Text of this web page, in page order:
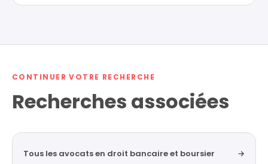
CONTINUER VOTRE RECHERCHE
Recherches associées
Tous les avocats en droit bancaire et boursier →